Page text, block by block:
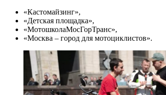
«Кастомайзинг»,
«Детская площадка»,
«МотошколаМосГорТранс»,
«Москва – город для мотоциклистов».